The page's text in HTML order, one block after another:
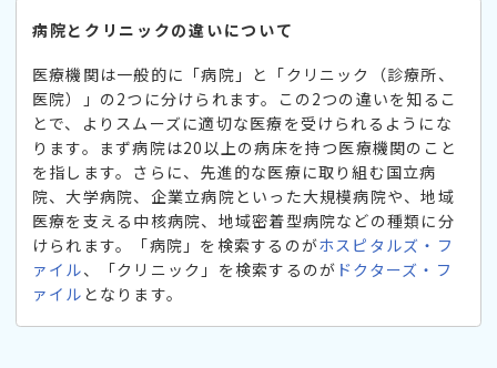
病院とクリニックの違いについて
医療機関は一般的に「病院」と「クリニック（診療所、
医院）」の2つに分けられます。この2つの違いを知るこ
とで、よりスムーズに適切な医療を受けられるようにな
ります。まず病院は20以上の病床を持つ医療機関のこと
を指します。さらに、先進的な医療に取り組む国立病
院、大学病院、企業立病院といった大規模病院や、地域
医療を支える中核病院、地域密着型病院などの種類に分
けられます。「病院」を検索するのがホスピタルズ・フ
ァイル、「クリニック」を検索するのが ドクターズ・フ
ァイル となります。